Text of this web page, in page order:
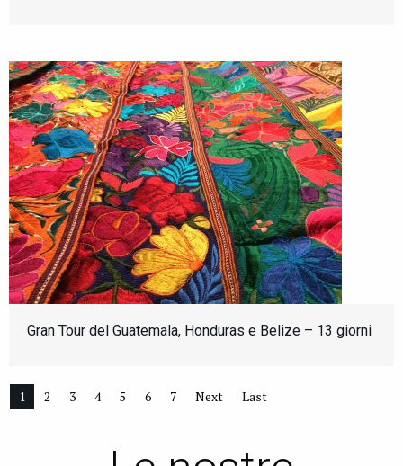
Gran Tour del Guatemala, Honduras e Belize – 13 giorni
1 2 3 4 5 6 7 Next Last